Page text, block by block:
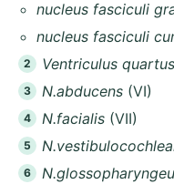
nucleus fasciculi
nucleus fasciculi
Ventriculus quartus
N.abducens (VI)
N.facialis (VII)